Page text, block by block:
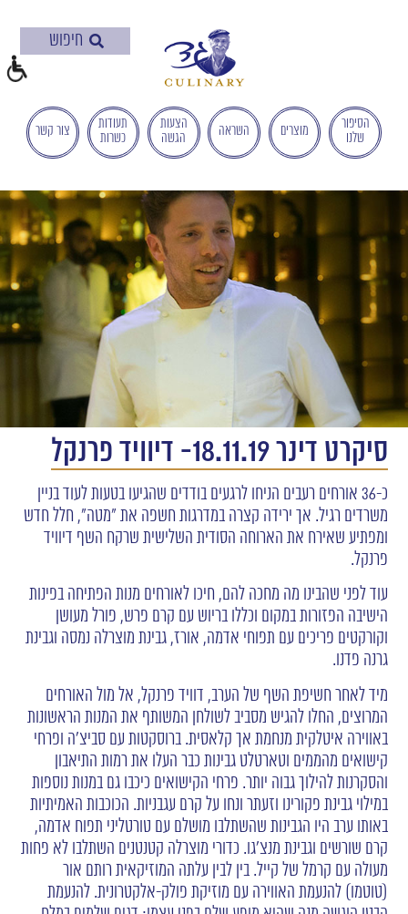
הישראלי
לְהַנְגָּשָׁת
אָתָרִים".
הַמְּסַיַּעַת
הָאֲתָר.
לִפְתִיחַת
תַּפְרִיט
הֵנְּגִישׁוּת
לְחַץ
הסיפור
שלנו
מוצרים השראה
הצעות
הגשה
תעודות
כשרות
צור קשר
סיקרט דינר 18.11.19- דיוויד פרנקל
כ-36 אורחים רעבים הניחו לרגעים בודדים שהגיעו בטעות לעוד בניין
משרדים רגיל. אך ירידה קצרה במדרגות חשפה את "מטה", חלל חדש
ומפתיע שאירח את הארוחה הסודית השלישית שרקח השף דיוויד
פרנקל.
עוד לפני שהבינו מה מחכה להם, חיכו לאורחים מנות הפתיחה בפינות
הישיבה הפזורות במקום וכללו בריוש עם קרם פרש, פורל מעושן
וקורקטים פריכים עם תפוחי אדמה, אורז, גבינת מוצרלה נמסה וגבינת
גרנה פדנו.
מיד לאחר חשיפת השף של הערב, דוויד פרנקל, אל מול האורחים
המרוצים, החלו להגיש מסביב לשולחן המשותף את המנות הראשונות
באווירה איטלקית מנחמת אך קלאסית. ברוסקטות עם סביצ'ה ופרחי
קישואים מהממים וטארטלט גבינות כבר העלו את רמות התיאבון
והסקרנות להילוך גבוה יותר. פרחי הקישואים כיכבו גם במנות נוספות
במילוי גבינת פקורינו וזעתר ונחו על קרם עגבניות. הכוכבות האמיתיות
באותו ערב היו הגבינות שהשתלבו מושלם עם טורטליני תפוח אדמה,
קרם שורשים וגבינת מנצ'גו. כדורי מוצרלה קטנטנים השתלבו לא פחות
מעולה עם קרמל של קייל. בין לבין עלתה המוזיקאית רותם אור
(טוטמו) להנעמת האווירה עם מוזיקת פולק-אלקטרונית. להנעמת